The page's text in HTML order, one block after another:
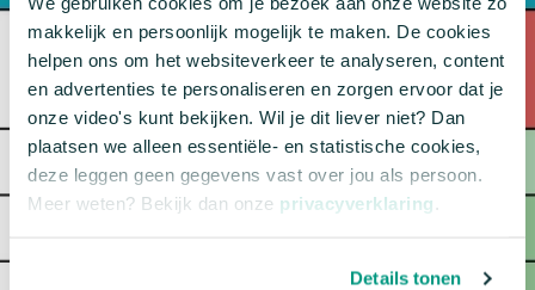
makkelijk en persoonlijk mogelijk te maken. De cookies
helpen ons om het websiteverkeer te analyseren, content
en advertenties te personaliseren en zorgen ervoor dat je
onze video's kunt bekijken. Wil je dit liever niet? Dan
plaatsen we alleen essentiële- en statistische cookies,
deze leggen geen gegevens vast over jou als persoon.
Meer weten? Bekijk dan onze privacyverklaring .
Details tonen